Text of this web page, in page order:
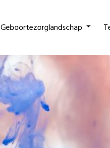
Geboortezorglandschap